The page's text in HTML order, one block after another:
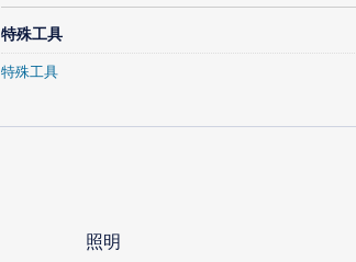
特殊工具
特殊工具
照明